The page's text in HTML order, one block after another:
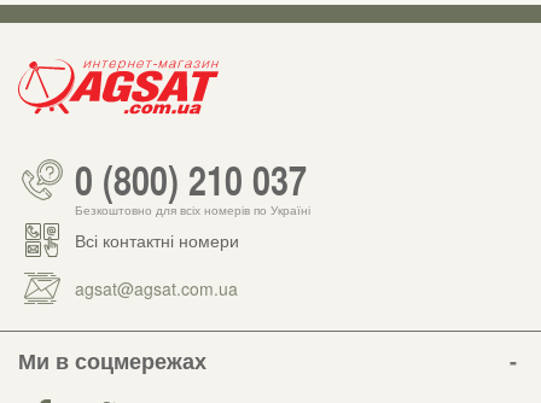
0 (800) 210 037
Безкоштовно для всіх номерів по Україні
Всі контактні номери
agsat@agsat.com.ua
Ми в соцмережах